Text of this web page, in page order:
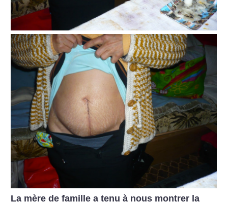
La mère de famille a tenu à nous montrer la